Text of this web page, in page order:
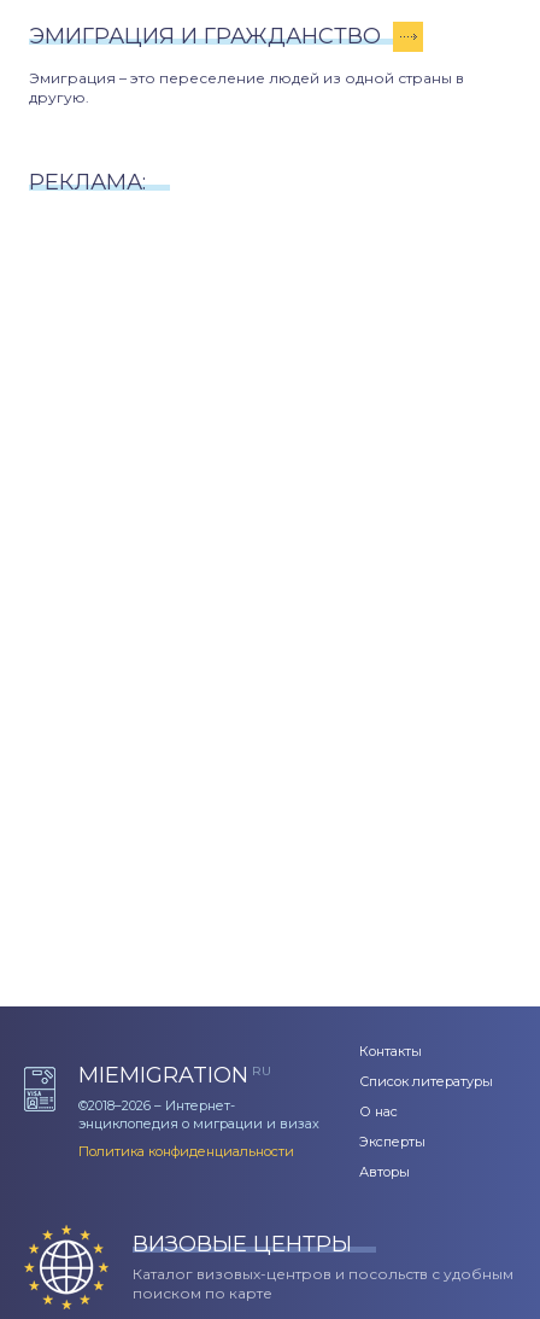
ЭМИГРАЦИЯ И ГРАЖДАНСТВО
Эмиграция – это переселение людей из одной страны в
другую.
РЕКЛАМА:
MIEMIGRATION RU
©2018–2026 – Интернет-
энциклопедия о миграции и визах
Политика конфиденциальности
Контакты
Список литературы
О нас
Эксперты
Авторы
ВИЗОВЫЕ ЦЕНТРЫ
Каталог визовых-центров и посольств с удобным
поиском по карте